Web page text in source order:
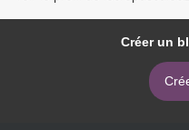
Créer un